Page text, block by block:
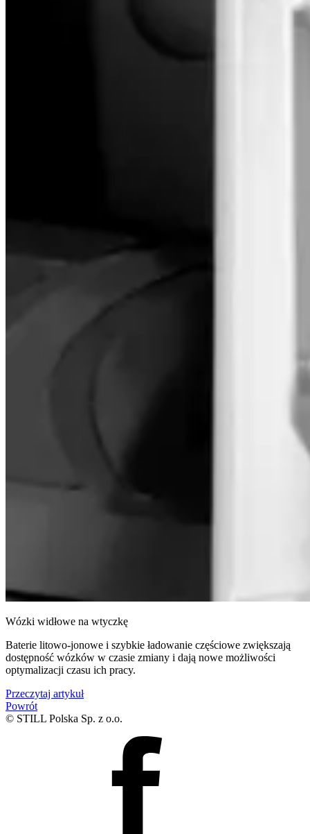
Wózki widłowe na wtyczkę
Baterie litowo-jonowe i szybkie ładowanie częściowe zwiększają
dostępność wózków w czasie zmiany i dają nowe możliwości
optymalizacji czasu ich pracy.
Przeczytaj artykuł
Powrót
© STILL Polska Sp. z o.o.